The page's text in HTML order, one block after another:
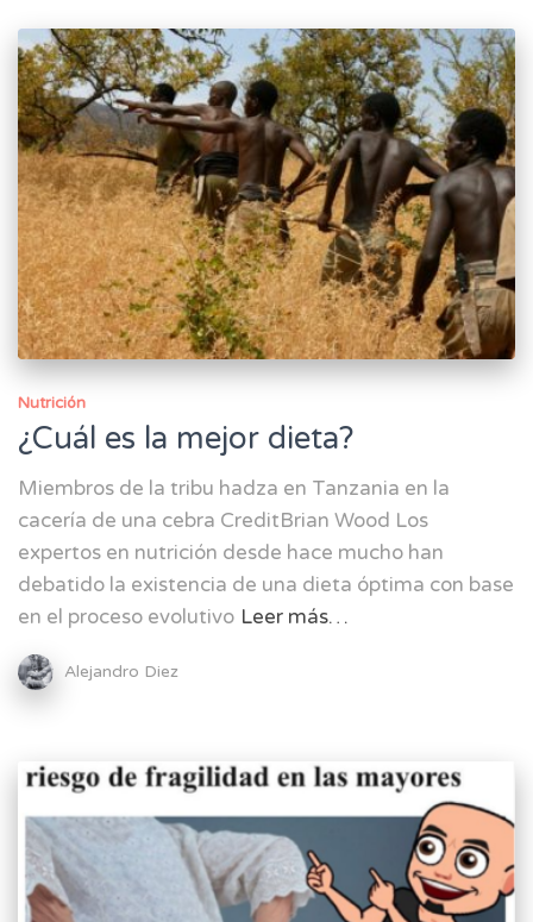
Nutrición
¿Cuál es la mejor dieta?
Miembros de la tribu hadza en Tanzania en la
cacería de una cebra CreditBrian Wood Los
expertos en nutrición desde hace mucho han
debatido la existencia de una dieta óptima con base
en el proceso evolutivo Leer más…
Alejandro Diez